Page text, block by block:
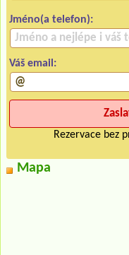
Jméno(a telefon):
Váš email:
Rezervace bez
Mapa